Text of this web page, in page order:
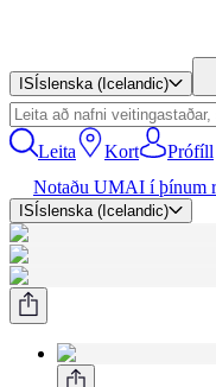
IS Íslenska (Icelandic)
Leita Kort
Prófíll
Notaðu UMAI í þínum
IS Íslenska (Icelandic)